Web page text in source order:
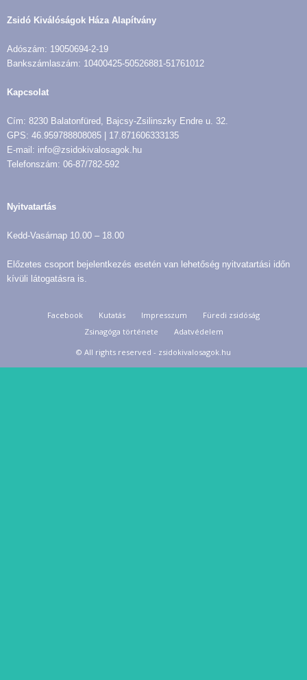
Zsidó Kiválóságok Háza Alapítvány
Adószám: 19050694-2-19
Bankszámlaszám: 10400425-50526881-51761012
Kapcsolat
Cím: 8230 Balatonfüred, Bajcsy-Zsilinszky Endre u. 32.
GPS: 46.959788808085 | 17.871606333135
E-mail: info@zsidokivalosagok.hu
Telefonszám: 06-87/782-592
Nyitvatartás
Kedd-Vasárnap 10.00 – 18.00
Előzetes csoport bejelentkezés esetén van lehetőség nyitvatartási időn
kívüli látogatásra is.
Facebook Kutatás Impresszum
Füredi zsidóság
Zsinagóga története
Adatvédelem
© All rights reserved - zsidokivalosagok.hu